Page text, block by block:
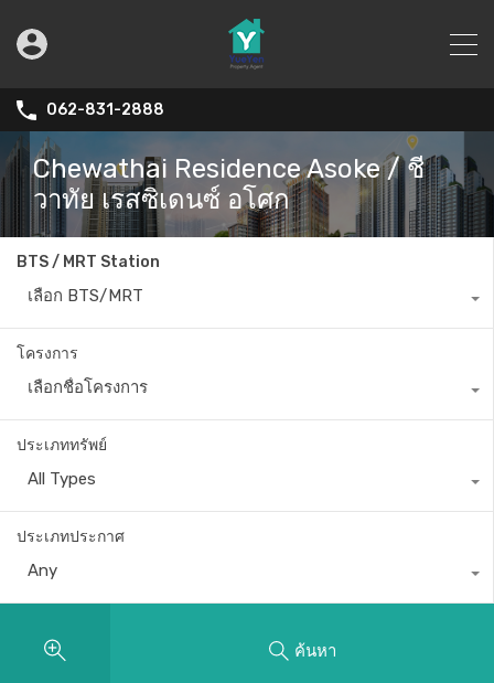
062-831-2888
Chewathai Residence Asoke / ชี
วาทัย เรสซิเดนซ์ อโศก
BTS / MRT Station
เลือก BTS/MRT
โครงการ
เลือกชื่อโครงการ
ประเภททรัพย์
All Types
ประเภทประกาศ
Any
ค้นหา